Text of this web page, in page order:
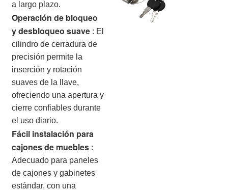
a largo plazo.
Operación de bloqueo
y desbloqueo suave : El
cilindro de cerradura de
precisión permite la
inserción y rotación
suaves de la llave,
ofreciendo una apertura y
cierre confiables durante
el uso diario.
Fácil instalación para
cajones de muebles :
Adecuado para paneles
de cajones y gabinetes
estándar, con una